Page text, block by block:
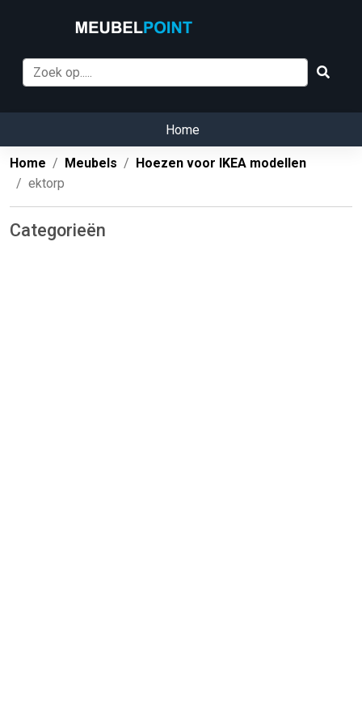
Home
Home Meubels
Hoezen voor IKEA modellen
ektorp
Categorieën